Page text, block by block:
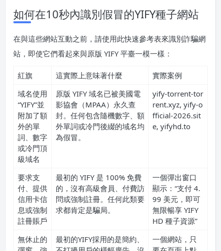
如何在10秒內識別假冒的YIFY種子網站
在與這些網站互動之前，請使用此快速參考表來識別詐騙網
站，即使它們看起來與原版 YIFY 平臺一模一樣：
紅旗 這實際上意味著什麼
實際案例
域名使用
“YIFY”並
附加了額
外的單
詞、數字
或冷門頂
級域名
原版 YIFY 域名已被美國電
影協會（MPAA）永久查
封。任何包含隨機數字、額
外單詞或冷門後綴的域名均
為假冒。
yify-torrent-tor
rent.xyz, yify-o
fficial-2026.sit
e, yifyhd.to
要求支
付、提供
信用卡信
息或強制
註冊賬戶
最初的 YIFY 是 100% 免費
的，沒有高級會員、付費訪
問或強制註冊。任何此類要
求都肯定是騙局。
一個彈出窗口
顯示：“支付 4.
99 美元，即可
無限暢享 YIFY
HD 種子資源”
無休止的
最初的YIFY採用的是簡約、
一個網站，只